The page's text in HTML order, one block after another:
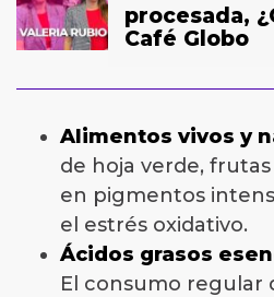
procesada,
Café Globo
Alimentos vivos y
de hoja verde,
en pigmentos
el estrés oxidativo.
Ácidos grasos
El consumo regular